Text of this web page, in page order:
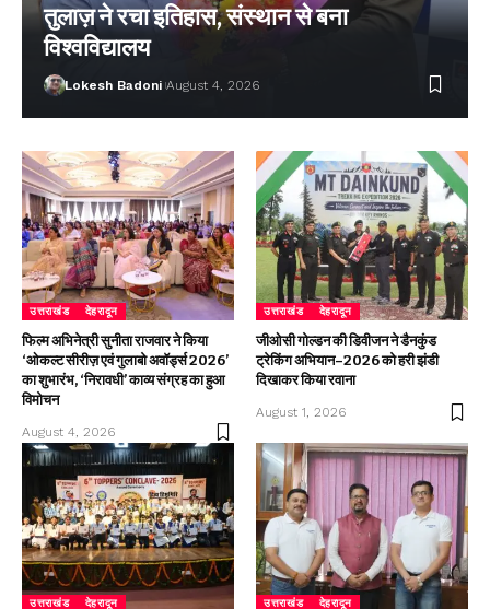
तुलाज़ ने रचा इतिहास, संस्थान से बना
विश्वविद्यालय
Lokesh Badoni August 4, 2026
उत्तराखंड देहरादून
फिल्म अभिनेत्री सुनीता राजवार ने किया
‘ओकल्ट सीरीज़ एवं गुलाबो अवॉर्ड्स 2026’
का शुभारंभ, ‘निरावधी’ काव्य संग्रह का हुआ
विमोचन
August 4, 2026
उत्तराखंड देहरादून
जीओसी गोल्डन की डिवीजन ने डैनकुंड
ट्रेकिंग अभियान–2026 को हरी झंडी
दिखाकर किया रवाना
August 1, 2026
उत्तराखंड देहरादून उत्तराखंड देहरादून